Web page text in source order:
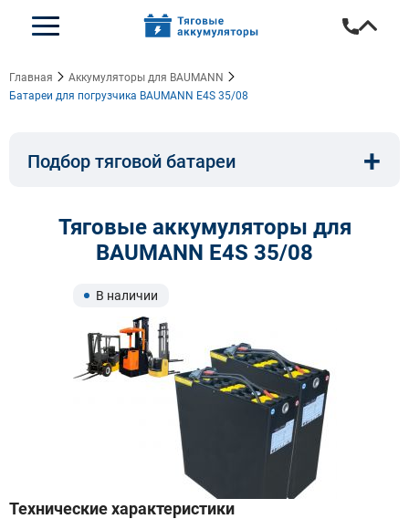
Главная
Аккумуляторы для BAUMANN
Батареи для погрузчика BAUMANN E4S 35/08
Подбор тяговой батареи
Длина, мм:
Ширина, мм:
+
Тяговые аккумуляторы для
BAUMANN E4S 35/08
В наличии
Технические характеристики